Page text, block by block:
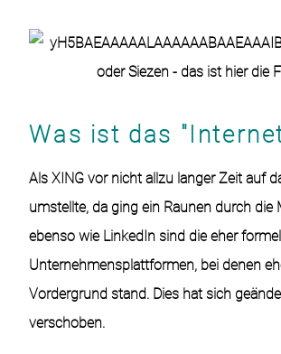
Was ist das
Als XING vor nicht allzu langer Zeit auf
umstellte, da ging ein Raunen durch die
ebenso wie LinkedIn sind die eher
Unternehmensplattformen, bei denen
Vordergrund stand. Dies hat sich
verschoben.